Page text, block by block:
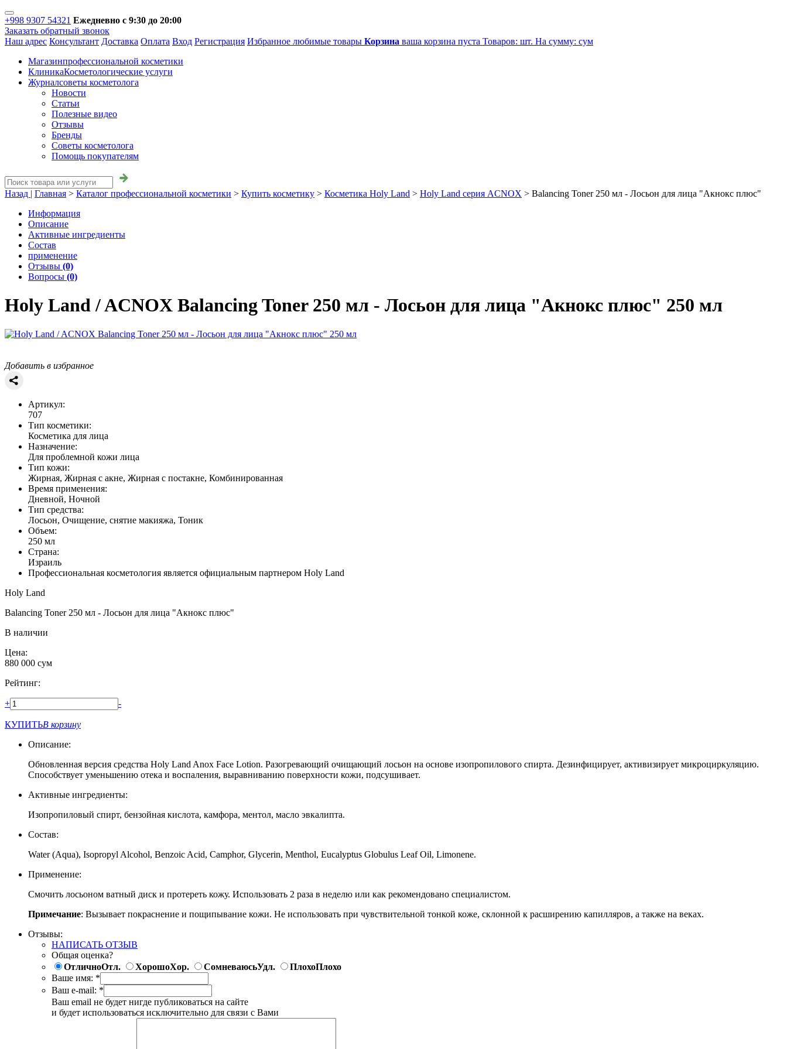
+998 9307 54321 Ежедневно с 9:30 до 20:00
Заказать обратный звонок
Наш адрес Консультант Доставка Оплата Вход Регистрация Избранное любимые товары Корзина ваша корзина пуста Товаров: шт. На сумму: сум
Магазинпрофессиональной косметики
КлиникаКосметологические услуги
Журналсоветы косметолога
Новости
Статьи
Полезные видео
Отзывы
Бренды
Советы косметолога
Помощь покупателям
Назад | Главная > Каталог профессиональной косметики > Купить косметику > Косметика Holy Land > Holy Land серия ACNOX > Balancing Toner 250 мл - Лосьон для лица "Акнокс плюс"
Информация
Описание
Активные ингредиенты
Состав
применение
Отзывы (0)
Вопросы (0)
Holy Land / ACNOX Balancing Toner 250 мл - Лосьон для лица "Акнокс плюс" 250 мл
Добавить в избранное
Артикул:
707
Тип косметики:
Косметика для лица
Назначение:
Для проблемной кожи лица
Тип кожи:
Жирная, Жирная с акне, Жирная с постакне, Комбинированная
Время применения:
Дневной, Ночной
Тип средства:
Лосьон, Очищение, снятие макияжа, Тоник
Объем:
250 мл
Страна:
Израиль
Профессиональная косметология является официальным партнером Holy Land
Holy Land
Balancing Toner 250 мл - Лосьон для лица "Акнокс плюс"
В наличии
Цена:
880 000 сум
Рейтинг:
+ -
КУПИТЬВ корзину
Описание:
Обновленная версия средства Holy Land Anox Face Lotion. Разогревающий очищающий лосьон на основе изопропилового спирта. Дезинфицирует, активизирует микроциркуляцию.
Способствует уменьшению отека и воспаления, выравниванию поверхности кожи, подсушивает.
Активные ингредиенты:
Изопропиловый спирт, бензойная кислота, камфора, ментол, масло эвкалипта.
Состав:
Water (Aqua), Isopropyl Alcohol, Benzoic Acid, Camphor, Glycerin, Menthol, Eucalyptus Globulus Leaf Oil, Limonene.
Применение:
Смочить лосьоном ватный диск и протереть кожу. Использовать 2 раза в неделю или как рекомендовано специалистом.
Примечание: Вызывает покраснение и пощипывание кожи. Не использовать при чувствительной тонкой коже, склонной к расширению капилляров, а также на веках.
Отзывы:
НАПИСАТЬ ОТЗЫВ
Общая оценка?
ОтличноОтл. ХорошоХор. СомневаюсьУдл. ПлохоПлохо
Ваше имя: *
Ваш e-mail: *
Ваш email не будет нигде публиковаться на сайте
и будет использоваться исключительно для связи с Вами